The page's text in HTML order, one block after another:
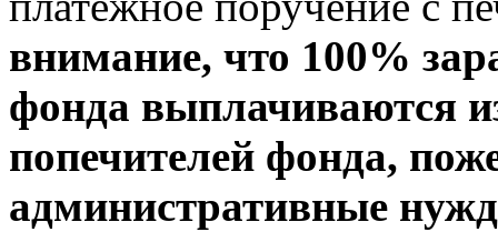
внимание, что 100%
фонда выплачиваются
попечителей фонда,
административные